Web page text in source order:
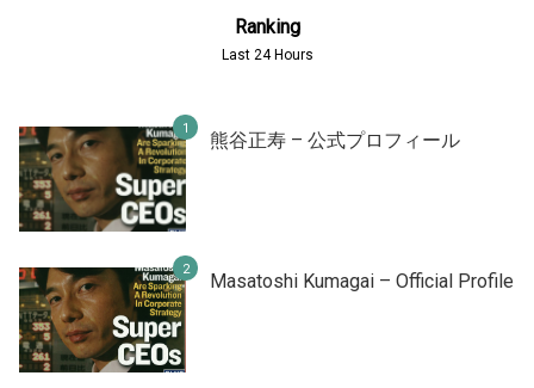
Ranking
Last 24 Hours
熊谷正寿 – 公式プロフィール
Masatoshi Kumagai – Official Profile